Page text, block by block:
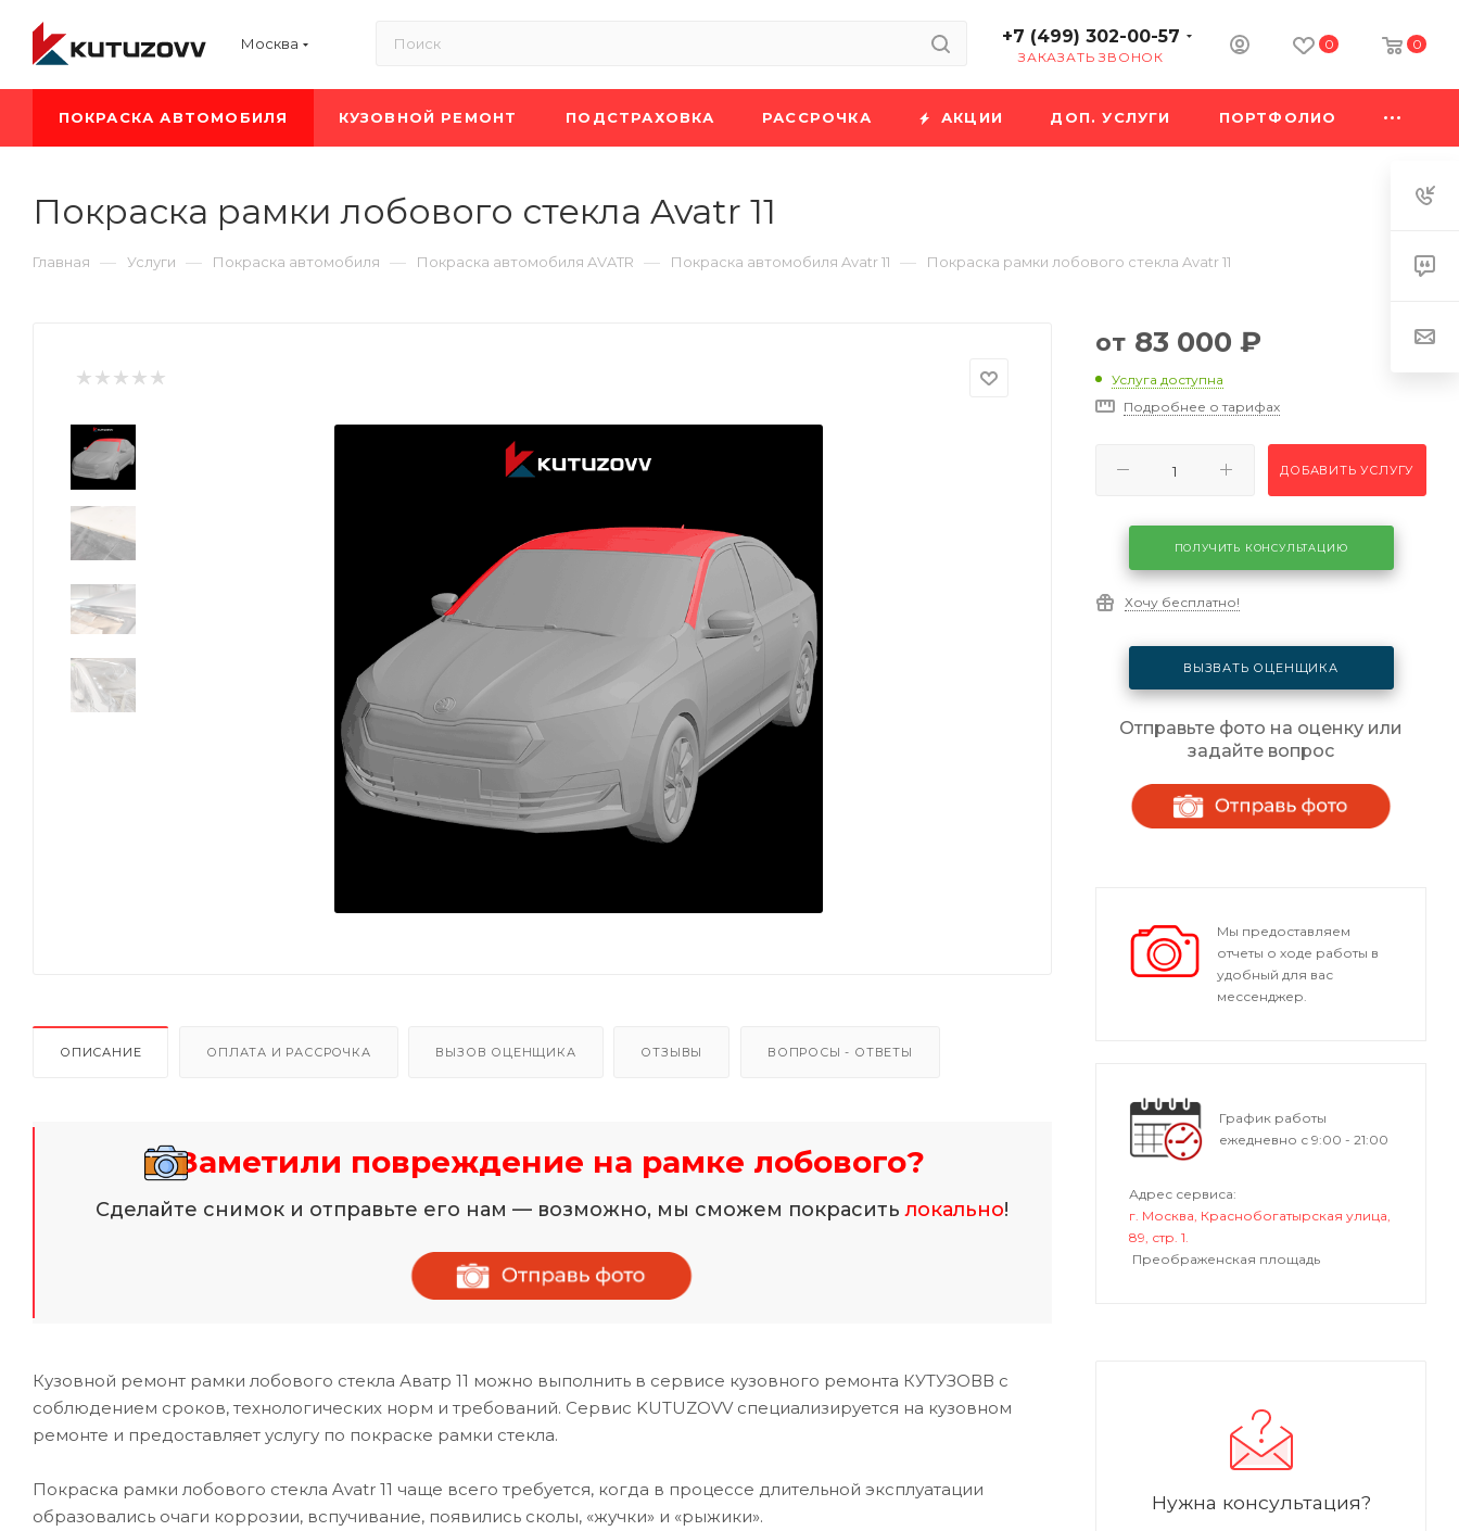
Москва +7 (499) 302-00-57
ЗАКАЗАТЬ ЗВОНОК
0 0
ПОКРАСКА АВТОМОБИЛЯ КУЗОВНОЙ РЕМОНТ ПОДСТРАХОВКА РАССРОЧКА АКЦИИ ДОП. УСЛУГИ ПОРТФОЛИО
Покраска рамки лобового стекла Avatr 11
Главная — Услуги — Покраска автомобиля — Покраска автомобиля AVATR — Покраска автомобиля Avatr 11 — Покраска рамки лобового стекла Avatr 11
ОПИСАНИЕ ОПЛАТА И РАССРОЧКА ВЫЗОВ ОЦЕНЩИКА ОТЗЫВЫ ВОПРОСЫ - ОТВЕТЫ
Заметили повреждение на рамке лобового?
Сделайте снимок и отправьте его нам — возможно, мы сможем покраситьлокально!
Кузовной ремонт рамки лобового стекла Аватр 11 можно выполнить в сервисе кузовного ремонта КУТУЗОВВ с
соблюдением сроков, технологических норм и требований. Сервис KUTUZOVV специализируется на кузовном
ремонте и предоставляет услугу по покраске рамки стекла.
Покраска рамки лобового стекла Avatr 11 чаще всего требуется, когда в процессе длительной эксплуатации
образовались очаги коррозии, вспучивание, появились сколы, «жучки» и «рыжики».
от 83 000 ₽
Услуга доступна
Подробнее о тарифах
ДОБАВИТЬ УСЛУГУ
ПОЛУЧИТЬ КОНСУЛЬТАЦИЮ
Хочу бесплатно!
ВЫЗВАТЬ ОЦЕНЩИКА
Отправьте фото на оценку или
задайте вопрос
Мы предоставляем
отчеты о ходе работы в
удобный для вас
мессенджер.
График работы
ежедневно с 9:00 - 21:00
Адрес сервиса:
г. Москва, Краснобогатырская улица,
89, стр. 1.
Преображенская площадь
Нужна консультация?